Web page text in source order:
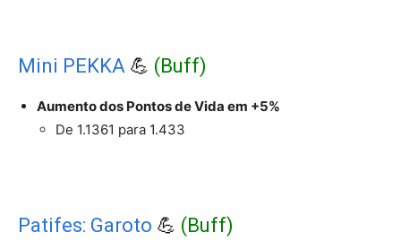
Mini PEKKA 💪 (Buff)
Aumento dos Pontos de Vida em +5%
De 1.1361 para 1.433
Patifes: Garoto 💪 (Buff)